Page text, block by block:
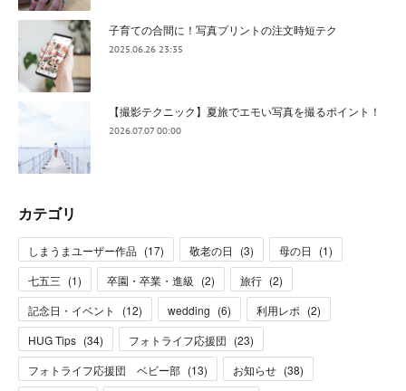
子育ての合間に！写真プリントの注文時短テク
2025.06.26 23:35
【撮影テクニック】夏旅でエモい写真を撮るポイント！
2026.07.07 00:00
カテゴリ
しまうまユーザー作品 (17) 敬老の日 (3) 母の日 (1)
七五三 (1) 卒園・卒業・進級 (2) 旅行 (2)
記念日・イベント
(12) wedding (6) 利用レポ (2)
HUG Tips (34) フォトライフ応援団 (23)
フォトライフ応援団 ベビー部 (13) お知らせ (38)